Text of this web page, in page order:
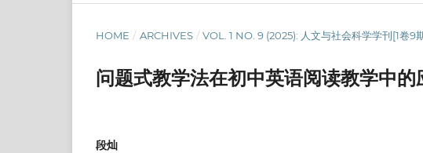
HOME / ARCHIVES / VOL. 1 NO. 9 (2025): 人文与社会科学学刊[1卷9
问题式教学法在初中英语阅读教学中的
段灿